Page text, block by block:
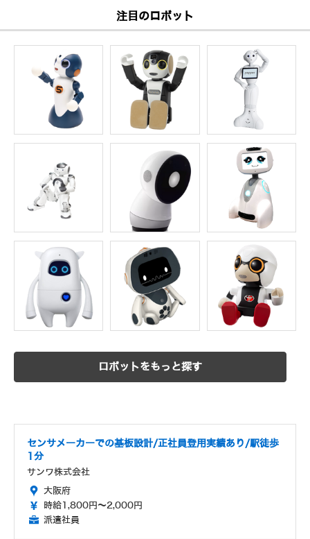
注目のロボット
ロボットをもっと探す
センサメーカーでの基板設計/正社員登用実績あり/駅徒歩
1分
サンワ株式会社
大阪府
時給1,800円～2,000円
派遣社員